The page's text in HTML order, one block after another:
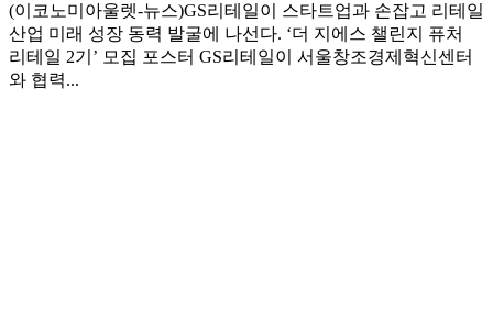
(이코노미아울렛-뉴스)GS리테일이 스타트업과 손잡고 리테일
산업 미래 성장 동력 발굴에 나선다. ‘더 지에스 챌린지 퓨처
리테일 2기’ 모집 포스터 GS리테일이 서울창조경제혁신센터
와 협력...